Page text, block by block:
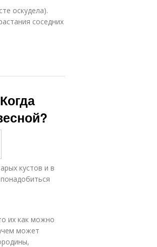
оскудела).
соседних
кустов и в
их как можно
может